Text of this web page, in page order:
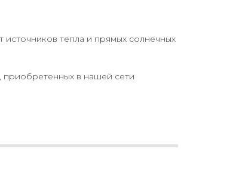
источников тепла и прямых солнечных
приобретенных в нашей сети